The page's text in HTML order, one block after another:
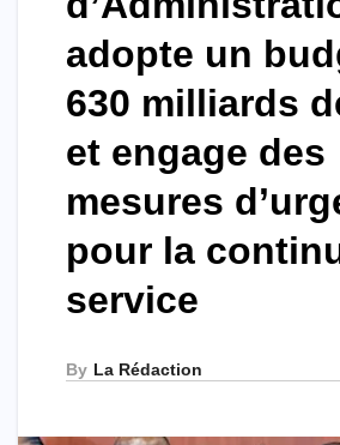
adopte un
630 milliards
et engage des
mesures
pour la
service
By La Rédaction